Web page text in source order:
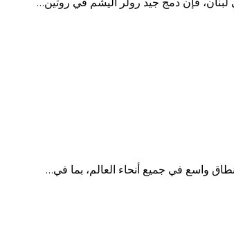
واسع في جميع أنحاء العالم، بما في…